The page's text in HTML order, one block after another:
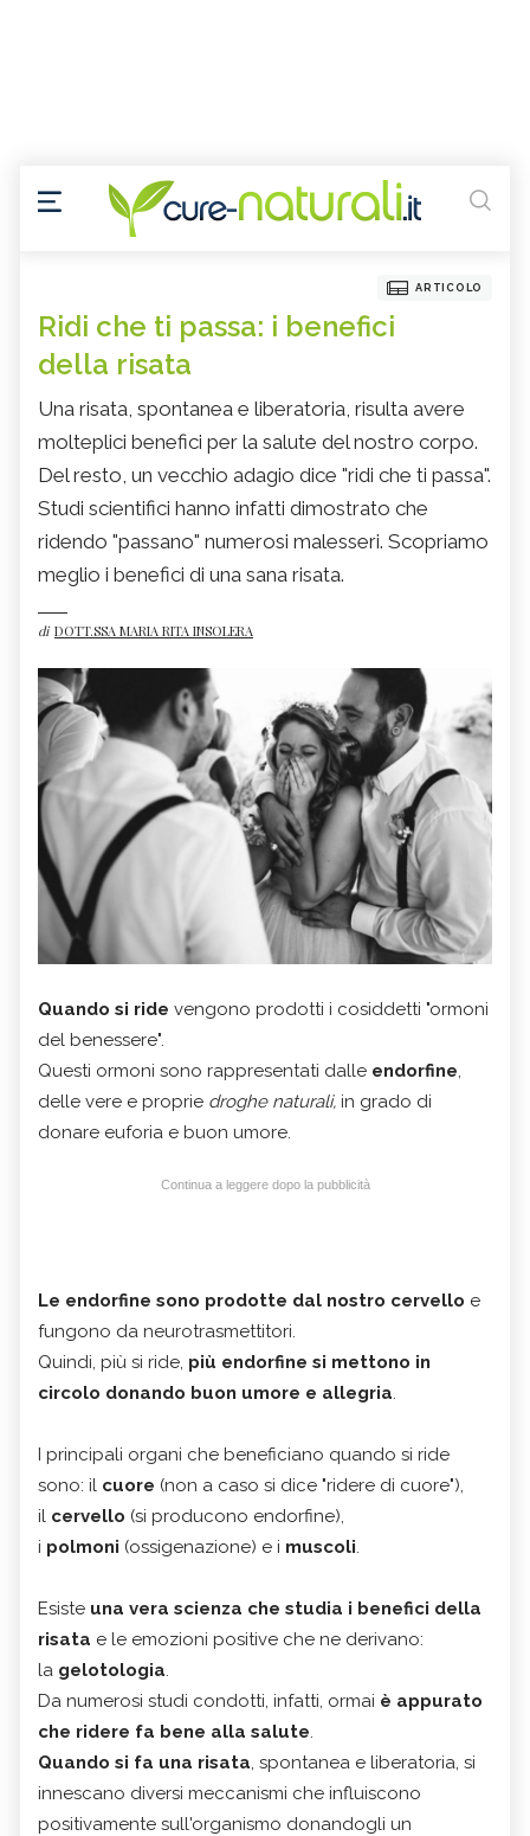
ARTICOLO
Ridi che ti passa: i benefici
della risata
Una risata, spontanea e liberatoria, risulta avere
molteplici benefici per la salute del nostro corpo.
Del resto, un vecchio adagio dice "ridi che ti passa".
Studi scientifici hanno infatti dimostrato che
ridendo "passano" numerosi malesseri. Scopriamo
meglio i benefici di una sana risata.
di DOTT.SSA MARIA RITA INSOLERA
Quando si ride vengono prodotti i cosiddetti "ormoni
del benessere".
Questi ormoni sono rappresentati dalle endorfine,
delle vere e proprie droghe naturali, in grado di
donare euforia e buon umore.
Continua a leggere dopo la pubblicità
Le endorfine sono prodotte dal nostro cervello e
fungono da neurotrasmettitori.
Quindi, più si ride, più endorfine si mettono in
circolo donando buon umore e allegria.
I principali organi che beneficiano quando si ride
sono: il cuore (non a caso si dice "ridere di cuore"),
il cervello (si producono endorfine),
i polmoni (ossigenazione) e i muscoli.
Esiste una vera scienza che studia i benefici della
risata e le emozioni positive che ne derivano:
la gelotologia.
Da numerosi studi condotti, infatti, ormai è appurato
che ridere fa bene alla salute.
Quando si fa una risata, spontanea e liberatoria, si
innescano diversi meccanismi che influiscono
positivamente sull'organismo donandogli un